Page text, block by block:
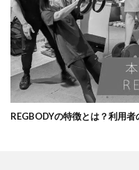
REGBODYの特徴とは？利用